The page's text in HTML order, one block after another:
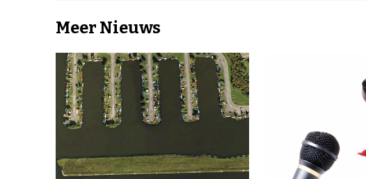
Meer Nieuws